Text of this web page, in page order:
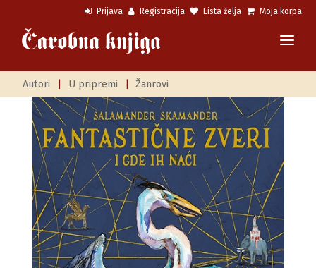
Prijava Registracija Lista želja Moja korpa
Autori U pripremi Žanrovi